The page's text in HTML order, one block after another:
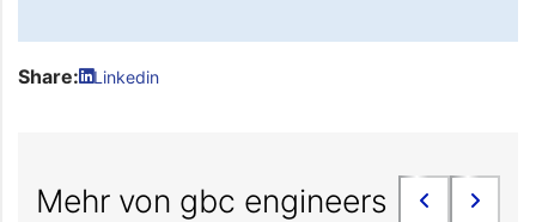
Share: Linkedin
Mehr von gbc engineers